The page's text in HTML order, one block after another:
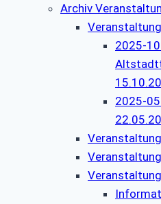
Archiv
2025-10
2025-